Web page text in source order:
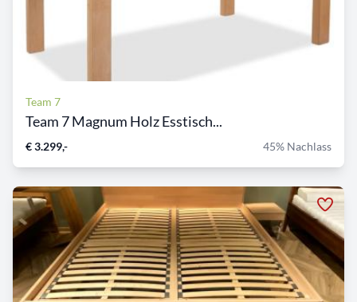
Team 7
Team 7 Magnum Holz Esstisch...
€ 3.299,- 45% Nachlass